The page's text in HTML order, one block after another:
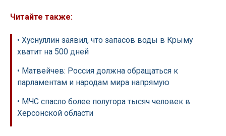
Читайте также:
• Хуснуллин заявил, что запасов воды в Крыму
хватит на 500 дней
• Матвейчев: Россия должна обращаться к
парламентам и народам мира напрямую
• МЧС спасло более полутора тысяч человек в
Херсонской области